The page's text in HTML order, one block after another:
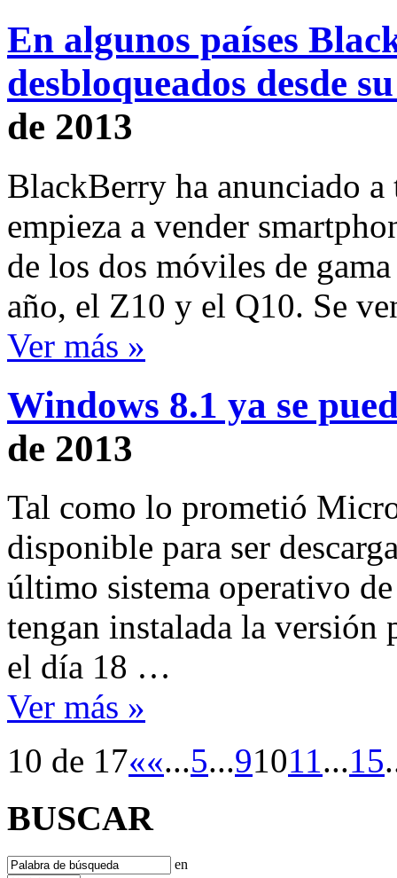
En algunos países
desbloqueados desde
de 2013
BlackBerry ha anunciado
empieza a vender
de los dos móviles de
año, el Z10 y el Q10. Se
Ver más »
Windows 8.1 ya se
de 2013
Tal como lo prometió
disponible para ser
último sistema operativo
tengan instalada la versión
el día 18 …
Ver más »
10 de 17««...5...91011...15
BUSCAR
en